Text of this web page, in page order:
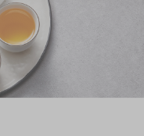
奇华茶室
联络奇华
加入奇华